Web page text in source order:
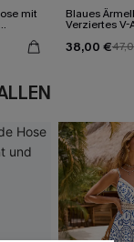
mit Blaues
Verziertes
38,00 €